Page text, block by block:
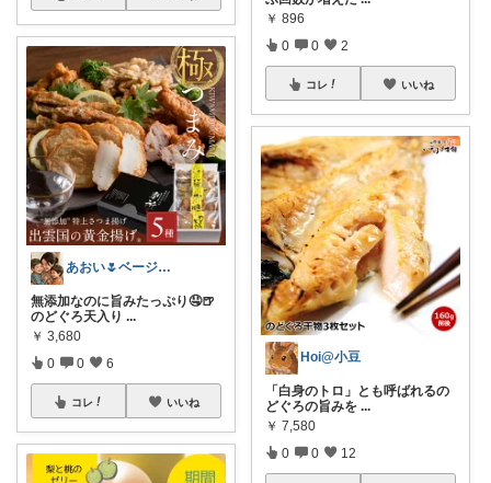
あおい🌷ベージュ好き♡時短アイテム好き
無添加なのに旨みたっぷり🤤🍺
のどぐろ天入り ...
￥ 3,680
0 0 6
コレ いいね
￥ 896
0 0 2
コレ いいね
Hoi@小豆
「白身のトロ」とも呼ばれるの
どぐろの旨みを ...
￥ 7,580
0 0 12